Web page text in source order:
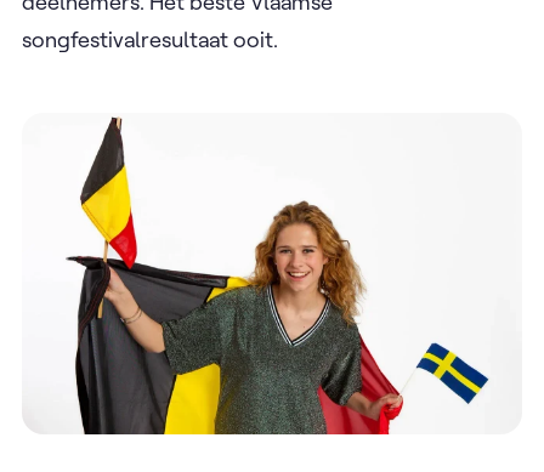
songfestivalresultaat ooit.